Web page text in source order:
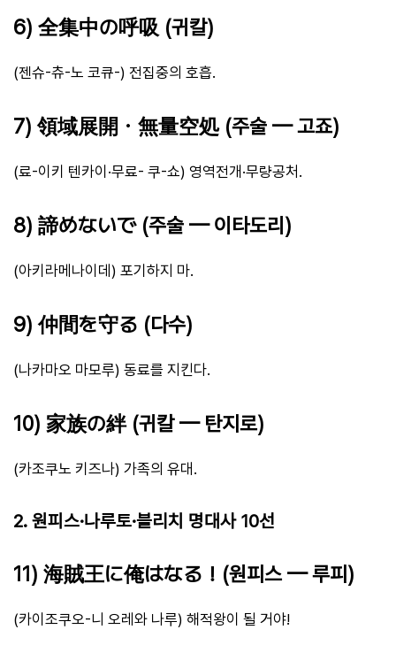
6) 全集中の呼吸 (귀칼)
(젠슈-츄-노 코큐-) 전집중의 호흡.
7) 領域展開・無量空処 (주술 — 고죠)
(료-이키 텐카이·무료- 쿠-쇼) 영역전개·무량공처.
8) 諦めないで (주술 — 이타도리)
(아키라메나이데) 포기하지 마.
9) 仲間を守る (다수)
(나카마오 마모루) 동료를 지킨다.
10) 家族の絆 (귀칼 — 탄지로)
(카조쿠노 키즈나) 가족의 유대.
2. 원피스·나루토·블리치 명대사 10선
11) 海賊王に俺はなる！(원피스 — 루피)
(카이조쿠오-니 오레와 나루) 해적왕이 될 거야!